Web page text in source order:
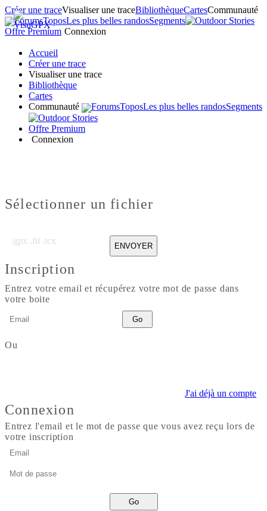
Créer une traceVisualiser une traceBibliothèqueCartesCommunauté
ForumsToposLes plus belles randosSegments
Offre Premium Connexion
Accueil
Créer une trace
Visualiser une trace
Bibliothèque
Cartes
Communauté
ForumsToposLes plus belles randosSegments
Offre Premium
Connexion
Sélectionner un fichier
.gpx .fit .tcx
Options
Le seuil et le lissage permettent d'optimiser le calcul du denivelé
Inscription
Entrez votre email et récupérez votre mot de passe dans
votre boite
Ou
J'ai déjà un compte
Connexion
Entrez l'email et le mot de passe que vous avez reçu lors de
votre inscription